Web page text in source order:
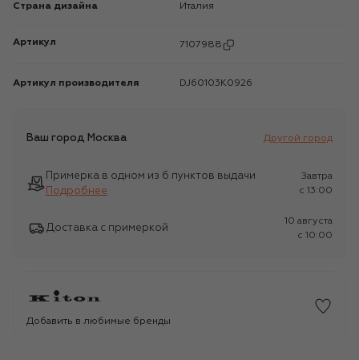
Страна дизайна Италия
Артикул 7107988
Артикул производителя DJ60103K0926
Ваш город Москва Другой город
Примерка в одном из 6 пунктов выдачи
Подробнее
Завтра
c 13:00
Доставка с примеркой
10 августа
c 10:00
Добавить в любимые бренды